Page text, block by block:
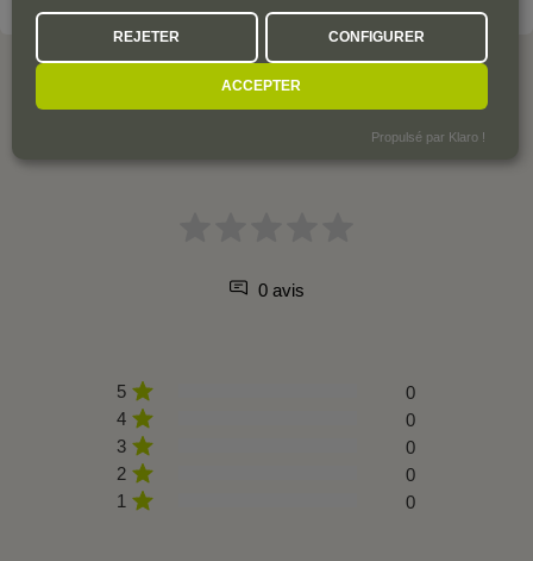
L'AVIS DE LA COMMUNAUTÉ
0 avis
5
0
4
0
3
0
2
0
1
0
REJETER CONFIGURER
ACCEPTER
Propulsé par Klaro !